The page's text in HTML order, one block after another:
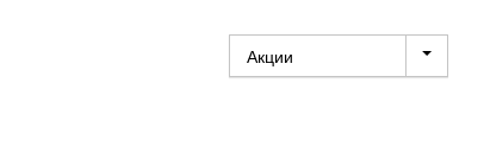
Акции